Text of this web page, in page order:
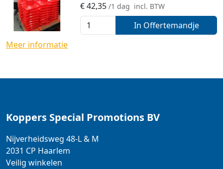
€42,35 /1 dag incl. BTW
In Offertemandje
Meer informatie
Koppers Special Promotions BV
Nijverheidsweg 48-L & M
2031 CP Haarlem
Veilig winkelen